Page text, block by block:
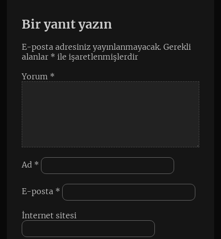
Bir yanıt yazın
E-posta adresiniz yayınlanmayacak. Gerekli
alanlar * ile işaretlenmişlerdir
Yorum *
Ad *
E-posta *
İnternet sitesi